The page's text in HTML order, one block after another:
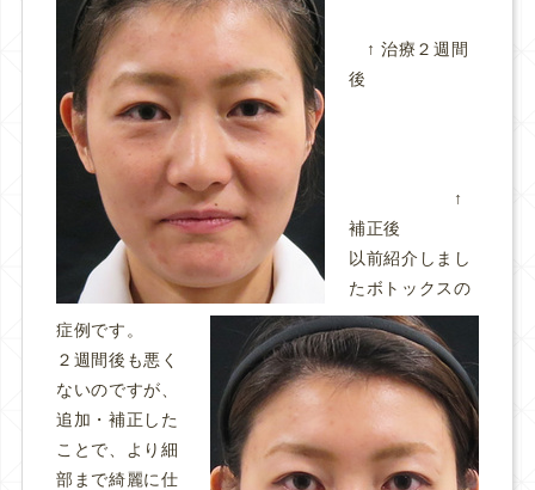
↑ 治療２週間
後
↑
補正後
以前紹介しまし
たボトックスの
症例です。
２週間後も悪く
ないのですが、
追加・補正した
ことで、より細
部まで綺麗に仕